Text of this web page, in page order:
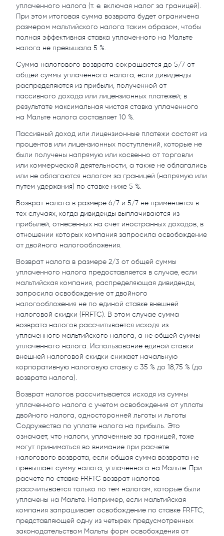
уплаченного налога (т. е. включая налог за границей).
При этом итоговая сумма возврата будет ограничена
размером мальтийского налога таким образом, чтобы
полная эффективная ставка уплаченного на Мальте
налога не превышала 5 %.
Сумма налогового возврата сокращается до 5/7 от
общей суммы уплаченного налога, если дивиденды
распределяются из прибыли, полученной от
пассивного дохода или лицензионных платежей; в
результате максимальная чистая ставка уплаченного
на Мальте налога составляет 10 %.
Пассивный доход или лицензионные платежи состоят из
процентов или лицензионных поступлений, которые не
были получены напрямую или косвенно от торговли
или коммерческой деятельности, а также не облагались
или не облагаются налогом за границей (напрямую или
путем удержания) по ставке ниже 5 %.
Возврат налога в размере 6/7 и 5/7 не применяется в
тех случаях, когда дивиденды выплачиваются из
прибылей, отнесенных на счет иностранных доходов, в
отношении которых компания запросила освобождение
от двойного налогообложения.
Возврат налога в размере 2/3 от общей суммы
уплаченного налога предоставляется в случае, если
мальтийская компания, распределяющая дивиденды,
запросила освобождение от двойного
налогообложения не по единой ставке внешней
налоговой скидки (FRFTC). В этом случае сумма
возврата налогов рассчитывается исходя из
уплаченного мальтийского налога, а не общей суммы
уплаченного налога. Использование единой ставки
внешней налоговой скидки снижает начальную
корпоративную налоговую ставку с 35 % до 18,75 % (до
возврата налога).
Возврат налогов рассчитывается исходя из суммы
уплаченного налога с учетом освобождения от уплаты
двойного налога, односторонней льготы и льготы
Содружества по уплате налога на прибыль. Это
означает, что налоги, уплаченные за границей, тоже
могут приниматься во внимание при расчете
налогового возврата, если общая сумма возврата не
превышает сумму налога, уплаченного на Мальте. При
расчете по ставке FRFTC возврат налогов
рассчитывается только по тем налогам, которые были
уплачены на Мальте. Например, если мальтийская
компания запрашивает освобождение по ставке FRFTC,
представляющей одну из четырех предусмотренных
законодательством Мальты форм освобождения от